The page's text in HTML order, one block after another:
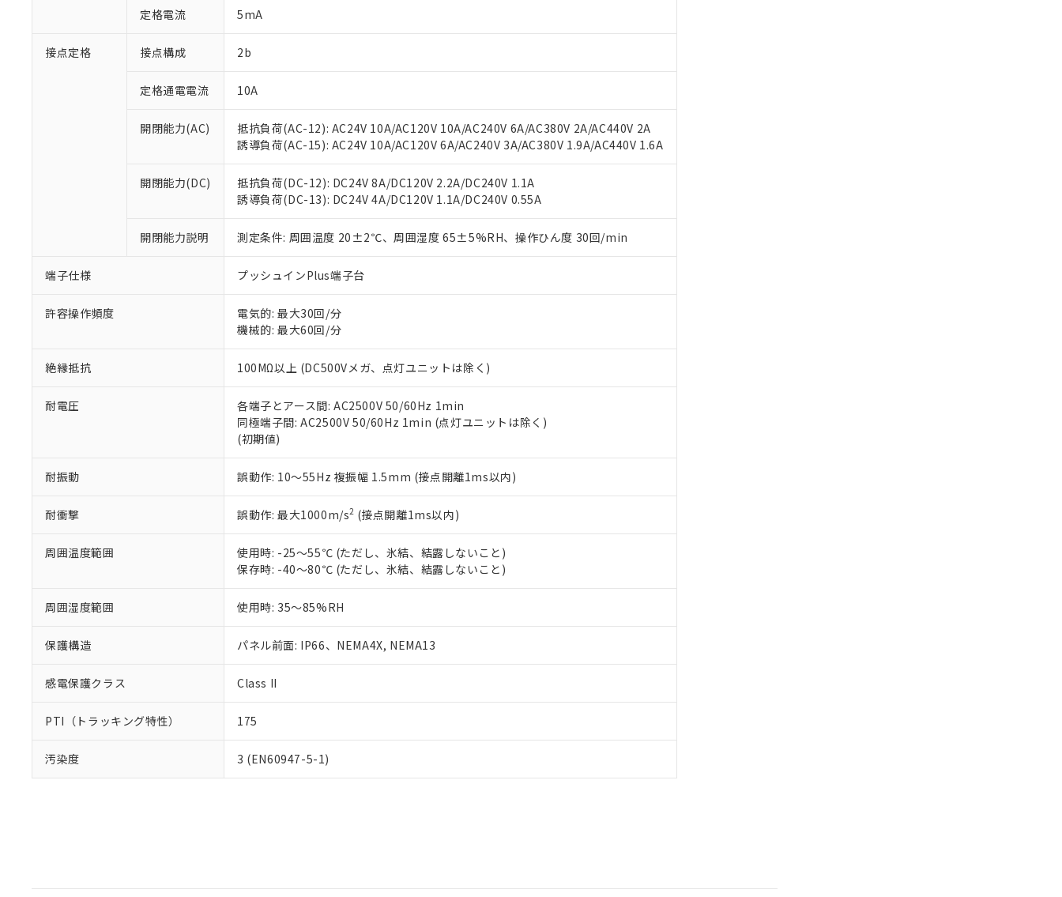
定格電流 5mA
接点定格 接点構成 2b
定格通電電流 10A
開閉能力(AC)
抵抗負荷(AC-12): AC24V 10A/AC120V 10A/AC240V 6A/AC380V 2A/AC440V 2A
誘導負荷(AC-15): AC24V 10A/AC120V 6A/AC240V 3A/AC380V 1.9A/AC440V 1.6A
開閉能力(DC)
抵抗負荷(DC-12): DC24V 8A/DC120V 2.2A/DC240V 1.1A
誘導負荷(DC-13): DC24V 4A/DC120V 1.1A/DC240V 0.55A
開閉能力説明 測定条件: 周囲温度 20±2℃、周囲湿度 65±5%RH、操作ひん度 30回/min
端子仕様 プッシュインPlus端子台
許容操作頻度
電気的: 最大30回/分
機械的: 最大60回/分
絶縁抵抗 100MΩ以上 (DC500Vメガ、点灯ユニットは除く)
耐電圧
各端子とアース間: AC2500V 50/60Hz 1min
同極端子間: AC2500V 50/60Hz 1min (点灯ユニットは除く)
(初期値)
耐振動 誤動作: 10～55Hz 複振幅 1.5mm (接点開離1ms以内)
耐衝撃 誤動作: 最大1000m/s2 (接点開離1ms以内)
周囲温度範囲
使用時: -25～55℃ (ただし、氷結、結露しないこと)
保存時: -40～80℃ (ただし、氷結、結露しないこと)
周囲湿度範囲 使用時: 35～85%RH
保護構造 パネル前面: IP66、NEMA4X, NEMA13
感電保護クラス Class II
PTI（トラッキング特性） 175
汚染度 3 (EN60947-5-1)
い。
正式な納期状況および標準価格はお客様のお取引先、またはお客様担当のオムロン制御機器販売店・
当社販売員にご相談ください。
オムロン制御機器販売店や当社販売拠点は「販売ネットワーク
」をご確認ください。
在庫状況および標準価格結果を当社の事前の承諾なく第三者に漏洩または開示しないようお願いしま
す。
マイパーツ機能（部品リスト作成サービス）をご利用いただくには、I-Webメンバーズにご登録され
お客様が当ウェブサイト上で当社にご登録された部品リストについて、当社および当社の共同利用者
が、当社の製品・サービスに関するお客様との取引・商談に必要な範囲で利用することをご了承くだ
さい。
※当社の共同利用者とは、"個人情報の共同利用に関して"
の「1.共同利用者の範囲」に記載されて
いる法人を指します。
但し、RoHS指令で産業用監視および制御機器に対する適用除外項目は除く。
※2 対応予定月
部品在庫の切り替え状況などにより、予定月が前後することがあります。
※3 非含有証明書ダウンロード
下記の非含有証明書をダウンロードすることができます。
EU RoHS指令（10物質）の非含有証明書
51物質の非含有証明書（当社基準）
※本証明書は発行日時点で非含有を証明するもので、過去に遡って非含有を証明するものではありません。
また、RoHS指令のフタル酸エステル類４物質の対応では、対応完了までの期間は出荷製品に未対応品が
混在することから備考欄に対応日を記載しておりました。
り割愛しております。
「○」：最大均質材料含有率が中国RoHSの基準値以下であることを示します。
「×」：最大均質材料含有率が中国RoHSの基準値を超えていることを示します。
*中国RoHS10物質の基準値 (GB/T26572)：
Pb(鉛) :1000ppm、 Hg(水銀) : 1000ppm、 Cd(カドミウム) : 100ppm、
Cr(Ⅵ)(六価クロム) : 1000ppm、 PBBs(ポリ臭化ビフェニル類) : 1000ppm、 PBDEs(ポリ臭化ジフェニルエーテル類) : 1000ppm、
DBP(フタル酸ジブチル) : 1000ppm、 DIBP(フタル酸ジイソブチル) : 1000ppm、 BBP(フタル酸ブチルベンジル) : 1000ppm、
DEHP(フタル酸ビス(2-エチルヘキシル)) : 1000ppm
※2 環境保護使用期限
「ｅ」：有害物質（10物質）のすべてが基準値以下であることを示します。
「10」：通常の使用状況下において有害物質が外部に漏えいし、環境に深刻な影響を及ぼさない年数を意
味します。
当社は、これら貴社製品のうち、外国為替および外国貿易法に定める商品（以下｢規制貨物等」とい
当社は貴社製品を、核兵器、ミサイル、化学兵器、生物兵器またはその他武器並びにこれらの製造装
置等に一切使用いたしません。
当社は、貴社製品を第三者に販売する場合は、上記1、2および3の内容を当該第三者に通知します。
また当社は、販売先および販売に係わる関係者が違法に輸出するおそれがある場合は、取り引きをい
たしません。
号
○ 一定数以上の在庫あり
△ 一定数には満たないが在庫あり
－
在庫なし(最新の在庫状況については、お客様のお取引先、またはお客様担当のオムロン制御
機器販売店・当社販売員にご確認ください)
空
白
受注生産機種、また在庫状況の情報を公開していない機種